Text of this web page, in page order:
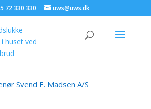
72 330 330 uws@uws.dk
Svend E. Madsen A/S